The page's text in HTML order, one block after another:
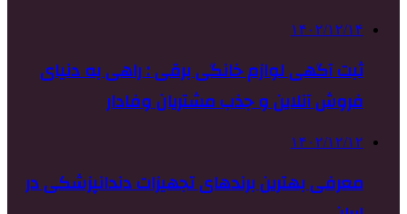
۱۴۰۲/۱۲/۱۴
ثبت آگهی لوازم خانگی برقی : راهی به دنیای
فروش آنلاین و جذب مشتریان وفادار
۱۴۰۲/۱۲/۱۲
معرفی بهترین برندهای تجهیزات دندانپزشکی در